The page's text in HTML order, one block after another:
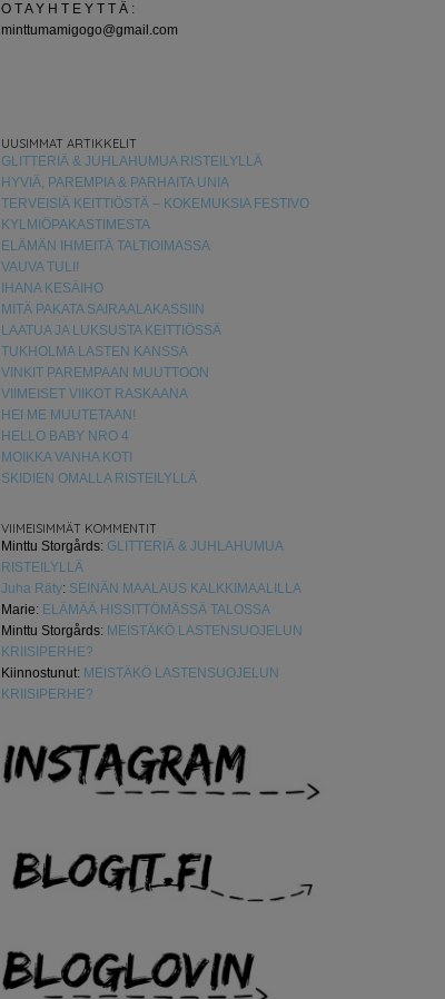
O T A Y H T E Y T T Ä :
minttumamigogo@gmail.com
UUSIMMAT ARTIKKELIT
GLITTERIÄ & JUHLAHUMUA RISTEILYLLÄ
HYVIÄ, PAREMPIA & PARHAITA UNIA
TERVEISIÄ KEITTIÖSTÄ – KOKEMUKSIA FESTIVO
KYLMIÖPAKASTIMESTA
ELÄMÄN IHMEITÄ TALTIOIMASSA
VAUVA TULI!
IHANA KESÄIHO
MITÄ PAKATA SAIRAALAKASSIIN
LAATUA JA LUKSUSTA KEITTIÖSSÄ
TUKHOLMA LASTEN KANSSA
VINKIT PAREMPAAN MUUTTOON
VIIMEISET VIIKOT RASKAANA
HEI ME MUUTETAAN!
HELLO BABY NRO 4
MOIKKA VANHA KOTI
SKIDIEN OMALLA RISTEILYLLÄ
VIIMEISIMMÄT KOMMENTIT
Minttu Storgårds: GLITTERIÄ & JUHLAHUMUA
RISTEILYLLÄ
Juha Räty: SEINÄN MAALAUS KALKKIMAALILLA
Marie: ELÄMÄÄ HISSITTÖMÄSSÄ TALOSSA
Minttu Storgårds: MEISTÄKÖ LASTENSUOJELUN
KRIISIPERHE?
Kiinnostunut: MEISTÄKÖ LASTENSUOJELUN
KRIISIPERHE?